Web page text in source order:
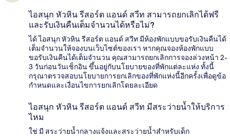
ไอสนุก หัวหิน รีสอร์ต แอนด์ สวีท สามารถยกเลิกได้ฟรี
และรับเงินคืนเต็มจำนวนได้หรือไม่?
ได้ ไอสนุก หัวหิน รีสอร์ต แอนด์ สวีท มีห้องพักแบบขอรับเงินคืนได้
เต็มจำนวนให้จองบนเว็บไซต์ของเรา หากคุณจองห้องพักแบบ
ขอรับเงินคืนได้เต็มจำนวน คุณสามารถยกเลิกการจองล่วงหน้า 2-
3 วันก่อนวันเช็กอิน ขึ้นอยู่กับนโยบายของที่พักแต่ละแห่ง ทั้งนี้
กรุณาตรวจสอบนโยบายการยกเลิกของที่พักแห่งนี้อีกครั้งเพื่อดูข้อ
กำหนดและเงื่อนไขการยกเลิกโดยละเอียด
ไอสนุก หัวหิน รีสอร์ต แอนด์ สวีท มีสระว่ายน้ำให้บริการ
ไหม
ใช่ มี สระว่ายน้ำกลางแจ้งและสระว่ายน้ำสำหรับเด็ก